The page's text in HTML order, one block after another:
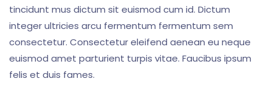
tincidunt mus dictum sit euismod cum id. Dictum
integer ultricies arcu fermentum fermentum sem
consectetur. Consectetur eleifend aenean eu neque
euismod amet parturient turpis vitae. Faucibus ipsum
felis et duis fames.